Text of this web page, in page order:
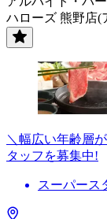
ハローズ 熊野店(
＼幅広い年齢層
タッフを募集中!
スーパース